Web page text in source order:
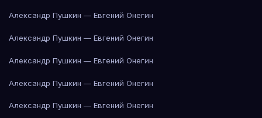
Александр Пушкин — Евгений Онегин
Александр Пушкин — Евгений Онегин
Александр Пушкин — Евгений Онегин
Александр Пушкин — Евгений Онегин
Александр Пушкин — Евгений Онегин